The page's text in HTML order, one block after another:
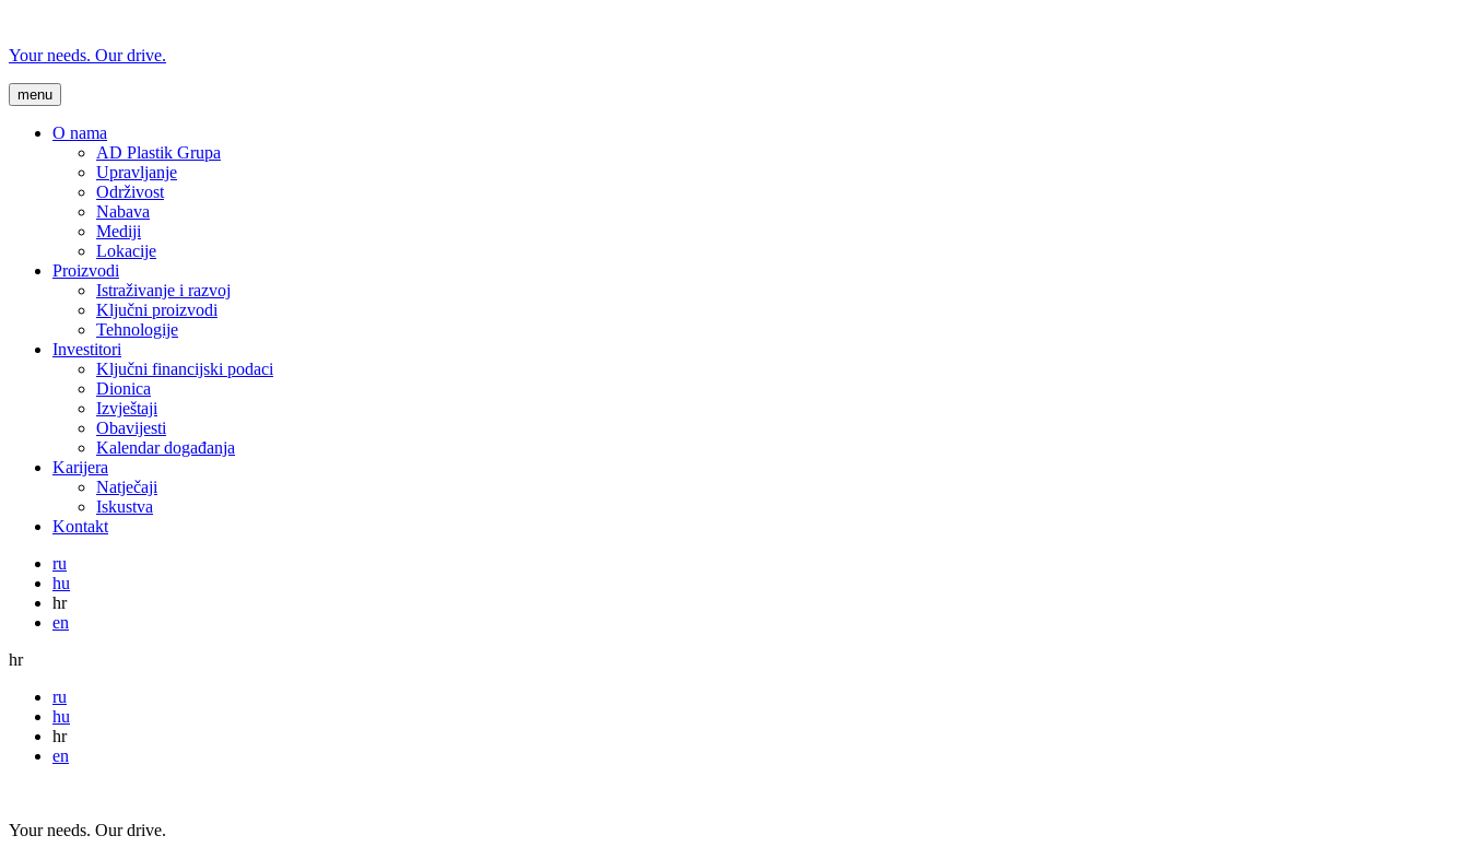
Your needs. Our drive.
menu
O nama
AD Plastik Grupa
Upravljanje
Održivost
Nabava
Mediji
Lokacije
Proizvodi
Istraživanje i razvoj
Ključni proizvodi
Tehnologije
Investitori
Ključni financijski podaci
Dionica
Izvještaji
Obavijesti
Kalendar događanja
Karijera
Natječaji
Iskustva
Kontakt
ru
hu
hr
en
hr
ru
hu
hr
en
Your needs. Our drive.